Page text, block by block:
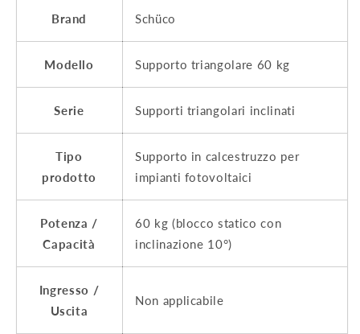
Brand Schüco
Modello Supporto triangolare 60 kg
Serie Supporti triangolari inclinati
Tipo
prodotto
Supporto in calcestruzzo per
impianti fotovoltaici
Potenza /
Capacità
60 kg (blocco statico con
inclinazione 10°)
Ingresso /
Uscita
Non applicabile